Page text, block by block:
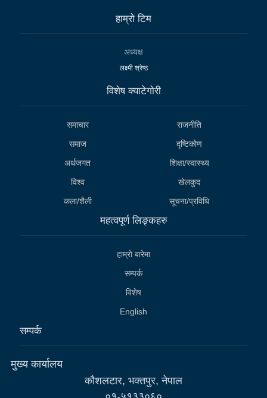
हाम्राे टिम
अध्यक्ष
लक्ष्मी श्रेष्ठ
विशेष क्याटेगाेरी
समाचार
राजनीति
समाज
दृष्टिकोण
अर्थजगत
शिक्षा/स्वास्थ्य
विश्व
खेलकुद
कला/शैली
सूचना/प्रविधि
महत्वपूर्ण लिङ्कहरु
हाम्राे बारेमा
सम्पर्क
विशेष
English
सम्पर्क
मुख्य कार्यालय
कौशलटार, भक्तपुर, नेपाल